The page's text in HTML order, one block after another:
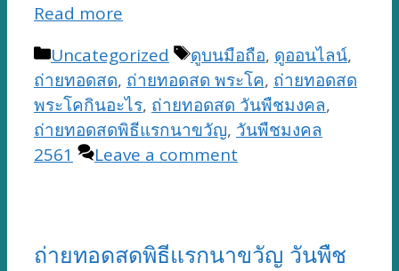
Read more
Categories
Uncategorized Tags
ดูบนมือถือ, ดูออนไลน์,
ถ่ายทอดสด, ถ่ายทอดสด พระโค, ถ่ายทอดสด
พระโคกินอะไร, ถ่ายทอดสด วันพืชมงคล,
ถ่ายทอดสดพิธีแรกนาขวัญ, วันพืชมงคล
2561
Leave a comment
ถ่ายทอดสดพิธีแรกนาขวัญ วันพืช